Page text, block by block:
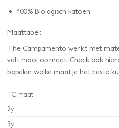
100% Biologisch katoen
Maattabel:
The Campamento werkt met
valt mooi op maat. Check ook
bepalen welke maat je het beste
TC maat
2y
3y